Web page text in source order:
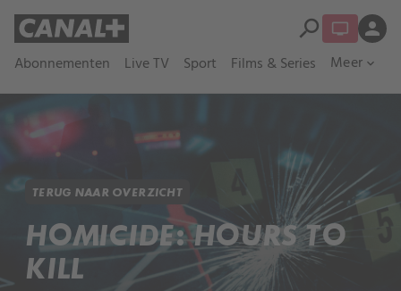
Abonnementen Live TV Sport Films & Series Meer expand_more
search person
TERUG NAAR OVERZICHT
HOMICIDE: HOURS TO
KILL